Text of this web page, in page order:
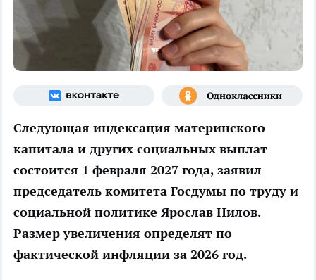
Следующая индексация материнского
капитала и других социальных выплат
состоится 1 февраля 2027 года, заявил
председатель комитета Госдумы по труду и
социальной политике Ярослав Нилов.
Размер увеличения определят по
фактической инфляции за 2026 год.